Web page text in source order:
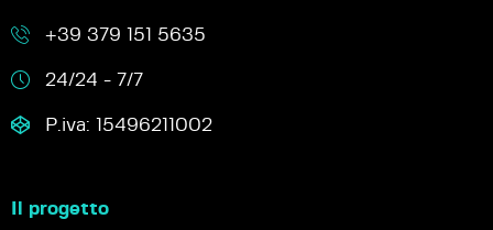
+39 379 151 5635
24/24 - 7/7
P.iva: 15496211002
Il progetto